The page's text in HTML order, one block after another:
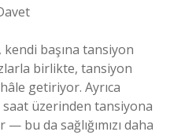
başına tansiyon
birlikte, tansiyon
getiriyor. Ayrıca
üzerinden tansiyona
bu da sağlığımızı daha